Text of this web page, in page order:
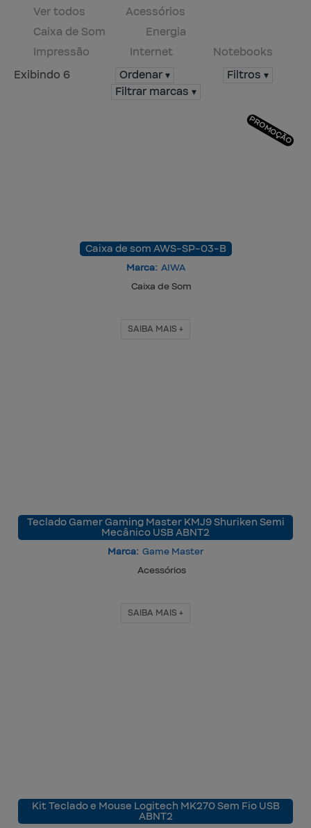
Ver todos
Acessórios
Caixa de Som
Energia
Impressão
Internet
Notebooks
Exibindo 6
Ordenar ▾
Filtros ▾
Filtrar marcas ▾
PROMOÇÃO
Caixa de som AWS-SP-03-B
Marca: AIWA
Caixa de Som
SAIBA MAIS +
Teclado Gamer Gaming Master KMJ9 Shuriken Semi
Mecânico USB ABNT2
Marca: Game Master
Acessórios
SAIBA MAIS +
Kit Teclado e Mouse Logitech MK270 Sem Fio USB
ABNT2